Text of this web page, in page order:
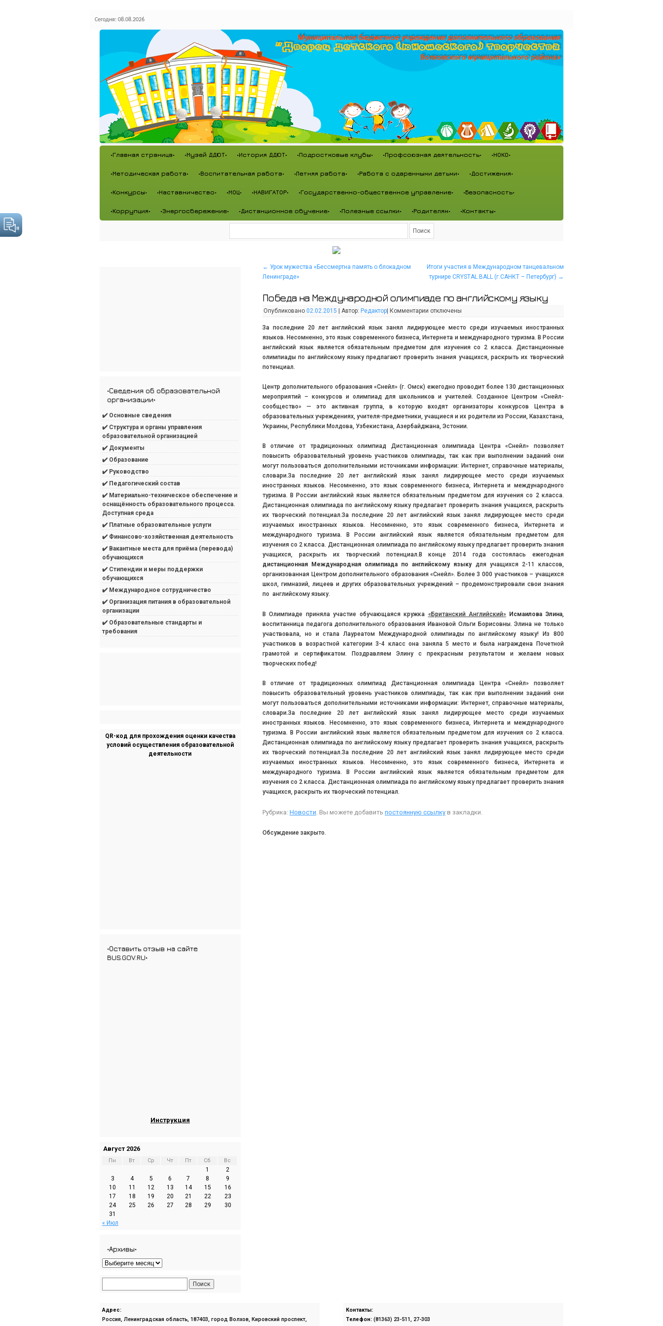
Сегодня: 08.08.2026
•Главная страница• •Музей ДДЮТ• •История ДДЮТ• •Подростковые клубы• •Профсоюзная деятельность• •НОКО•
•Методическая работа• •Воспитательная работа• •Летняя работа• •Работа с одаренными детьми• •Достижения•
•Конкурсы• •Наставничество• •МОЦ• •НАВИГАТОР• •Государственно-общественное управление• •Безопасность•
•Коррупция• •Энергосбережение• •Дистанционное обучение• •Полезные ссылки• •Родителям• •Контакты•
← Урок мужества «Бессмертна память о блокадном
Ленинграде»
Итоги участия в Международном танцевальном
турнире CRYSTAL BALL (г.САНКТ – Петербург) →
Победа на Международной олимпиаде по английскому языку
Опубликовано 02.02.2015 Автор: Редактор| Комментарии отключены
За последние 20 лет английский язык занял лидирующее место среди изучаемых иностранных
языков. Несомненно, это язык современного бизнеса, Интернета и международного туризма. В России
английский язык является обязательным предметом для изучения со 2 класса. Дистанционные
олимпиады по английскому языку предлагают проверить знания учащихся, раскрыть их творческий
потенциал.
Центр дополнительного образования «Снейл» (г. Омск) ежегодно проводит более 130 дистанционных
мероприятий – конкурсов и олимпиад для школьников и учителей. Созданное Центром «Снейл-
сообщество» — это активная группа, в которую входят организаторы конкурсов Центра в
образовательных учреждениях, учителя-предметники, учащиеся и их родители из России, Казахстана,
Украины, Республики Молдова, Узбекистана, Азербайджана, Эстонии.
В отличие от традиционных олимпиад Дистанционная олимпиада Центра «Снейл» позволяет
повысить образовательный уровень участников олимпиады, так как при выполнении заданий они
могут пользоваться дополнительными источниками информации: Интернет, справочные материалы,
словари.За последние 20 лет английский язык занял лидирующее место среди изучаемых
иностранных языков. Несомненно, это язык современного бизнеса, Интернета и международного
туризма. В России английский язык является обязательным предметом для изучения со 2 класса.
Дистанционная олимпиада по английскому языку предлагает проверить знания учащихся, раскрыть
их творческий потенциал.За последние 20 лет английский язык занял лидирующее место среди
изучаемых иностранных языков. Несомненно, это язык современного бизнеса, Интернета и
международного туризма. В России английский язык является обязательным предметом для
изучения со 2 класса. Дистанционная олимпиада по английскому языку предлагает проверить знания
учащихся, раскрыть их творческий потенциал.В конце 2014 года состоялась ежегодная
дистанционная Международная олимпиада по английскому языку для учащихся 2-11 классов,
организованная Центром дополнительного образования «Снейл». Более 3 000 участников – учащихся
школ, гимназий, лицеев и других образовательных учреждений – продемонстрировали свои знания
по английскому языку.
В Олимпиаде приняла участие обучающаяся кружка «Британский Английский» Исмаилова Элина,
воспитанница педагога дополнительного образования Ивановой Ольги Борисовны. Элина не только
участвовала, но и стала Лауреатом Международной олимпиады по английскому языку! Из 800
участников в возрастной категории 3-4 класс она заняла 5 место и была награждена Почетной
грамотой и сертификатом. Поздравляем Элину с прекрасным результатом и желаем новых
творческих побед!
В отличие от традиционных олимпиад Дистанционная олимпиада Центра «Снейл» позволяет
повысить образовательный уровень участников олимпиады, так как при выполнении заданий они
могут пользоваться дополнительными источниками информации: Интернет, справочные материалы,
словари.За последние 20 лет английский язык занял лидирующее место среди изучаемых
иностранных языков. Несомненно, это язык современного бизнеса, Интернета и международного
туризма. В России английский язык является обязательным предметом для изучения со 2 класса.
Дистанционная олимпиада по английскому языку предлагает проверить знания учащихся, раскрыть
их творческий потенциал.За последние 20 лет английский язык занял лидирующее место среди
изучаемых иностранных языков. Несомненно, это язык современного бизнеса, Интернета и
международного туризма. В России английский язык является обязательным предметом для
изучения со 2 класса. Дистанционная олимпиада по английскому языку предлагает проверить знания
учащихся, раскрыть их творческий потенциал.
Рубрика: Новости . Вы можете добавить постоянную ссылкув закладки.
Обсуждение закрыто.
•Сведения об образовательной
организации•
✔️ Основные сведения
✔️ Структура и органы управления
образовательной организацией
✔️ Документы
✔️ Образование
✔️ Руководство
✔️ Педагогический состав
✔️ Материально-техническое обеспечение и
оснащённость образовательного процесса.
Доступная среда
✔️ Платные образовательные услуги
✔️ Финансово-хозяйственная деятельность
✔️ Вакантные места для приёма (перевода)
обучающихся
✔️ Стипендии и меры поддержки
обучающихся
✔️ Международное сотрудничество
✔️ Организация питания в образовательной
организации
✔️ Образовательные стандарты и
требования
QR-код для прохождения оценки качества
условий осуществления образовательной
деятельности
•Оставить отзыв на сайте
BUS.GOV.RU•
Инструкция
Август 2026
Пн Вт Ср Чт Пт Сб Вс
1
2
3
4 5 6 7 8
9
10
11 12 13 14 15
16
17
18 19 20 21 22
23
24
25 26 27 28 29
30
31
« Июл
•Архивы•
Адрес:
Россия, Ленинградская область, 187403, город Волхов, Кировский проспект,
Контакты:
Телефон: (81363) 23-511, 27-303